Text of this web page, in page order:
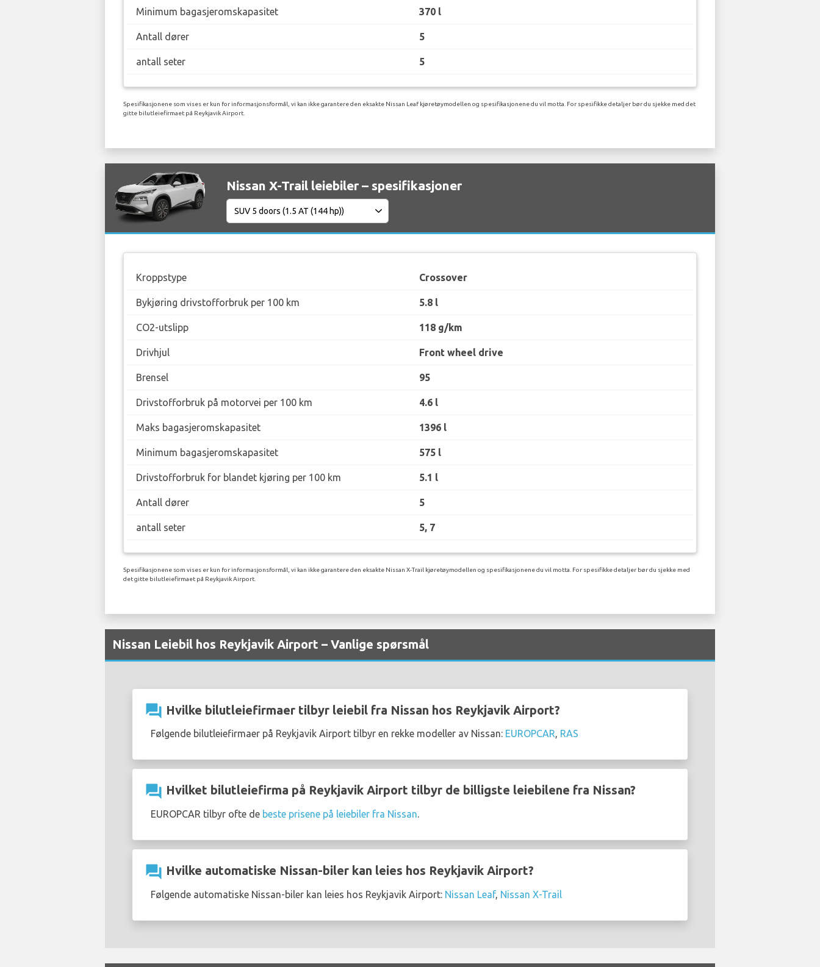
Minimum bagasjeromskapasitet 370 l
Antall dører 5
antall seter 5
Spesifikasjonene som vises er kun for informasjonsformål, vi kan ikke garantere den eksakte Nissan Leaf kjøretøymodellen og spesifikasjonene du vil motta. For spesifikke detaljer bør du sjekke med det
gitte bilutleiefirmaet på Reykjavik Airport.
Nissan X-Trail leiebiler – spesifikasjoner
Kroppstype Crossover
Bykjøring drivstofforbruk per 100 km 5.8 l
CO2-utslipp 118 g/km
Drivhjul Front wheel drive
Brensel 95
Drivstofforbruk på motorvei per 100 km 4.6 l
Maks bagasjeromskapasitet 1396 l
Minimum bagasjeromskapasitet 575 l
Drivstofforbruk for blandet kjøring per 100 km 5.1 l
Antall dører 5
antall seter 5, 7
Spesifikasjonene som vises er kun for informasjonsformål, vi kan ikke garantere den eksakte Nissan X-Trail kjøretøymodellen og spesifikasjonene du vil motta. For spesifikke detaljer bør du sjekke med
det gitte bilutleiefirmaet på Reykjavik Airport.
Nissan Leiebil hos Reykjavik Airport – Vanlige spørsmål
question_answer Hvilke bilutleiefirmaer tilbyr leiebil fra Nissan hos Reykjavik Airport?
Følgende bilutleiefirmaer på Reykjavik Airport tilbyr en rekke modeller av Nissan: EUROPCAR, RAS
question_answer Hvilket bilutleiefirma på Reykjavik Airport tilbyr de billigste leiebilene fra Nissan?
EUROPCAR tilbyr ofte de beste prisene på leiebiler fra Nissan.
question_answer Hvilke automatiske Nissan-biler kan leies hos Reykjavik Airport?
Følgende automatiske Nissan-biler kan leies hos Reykjavik Airport: Nissan Leaf, Nissan X-Trail